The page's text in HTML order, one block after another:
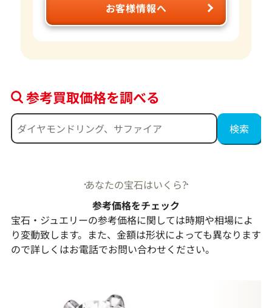
お客様情報へ
参考買取価格を調べる
あなたの宝石はいくら?
参考価格をチェック
宝石・ジュエリーの参考価格に関しては時期や相場によ
り変動致します。また、金額は形状によっても異なります
ので詳しくはお電話でお問い合わせください。